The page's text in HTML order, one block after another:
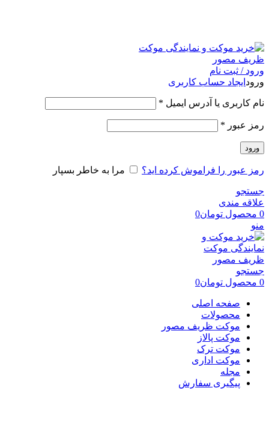
ورود / ثبت نام
ورود ایجاد حساب کاربری
نام کاربری یا آدرس ایمیل *
رمز عبور *
ورود
رمز عبور را فراموش کرده اید؟ مرا به خاطر بسپار
جستجو
علاقه مندی
0 محصول تومان0
منو
جستجو
0 محصول تومان0
صفحه اصلی
محصولات
موکت ظریف مصور
موکت پالاز
موکت ترک
موکت اداری
مجله
پیگیری سفارش